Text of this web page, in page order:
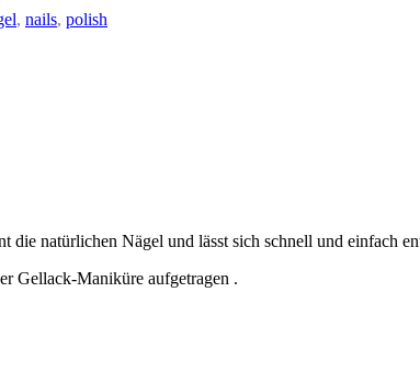
, nails, polish
die natürlichen Nägel und lässt sich schnell und einfach
Gellack-Maniküre aufgetragen .